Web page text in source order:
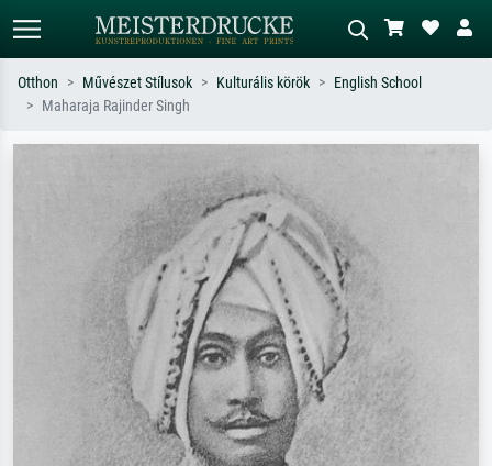
szerint – pl. Monet, Csillagos éj,
impresszionizmus, Hokusai-hullám,
akt.
piros absztrakt, sötét olajkép, álló akt
Otthon Művészet Stílusok Kulturális körök
English School
Maharaja Rajinder Singh